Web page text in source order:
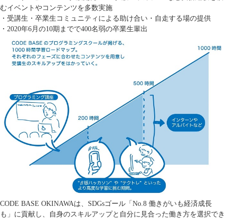
むイベントやコンテンツを多数実施
・受講生・卒業生コミュニティによる助け合い・自走する場の提供
・2020年6月の10期までで400名弱の卒業生輩出
CODE BASE OKINAWAは、SDGsゴール「No.8 働きがいも経済成長
も」に貢献し、自身のスキルアップと自分に見合った働き方を選択でき